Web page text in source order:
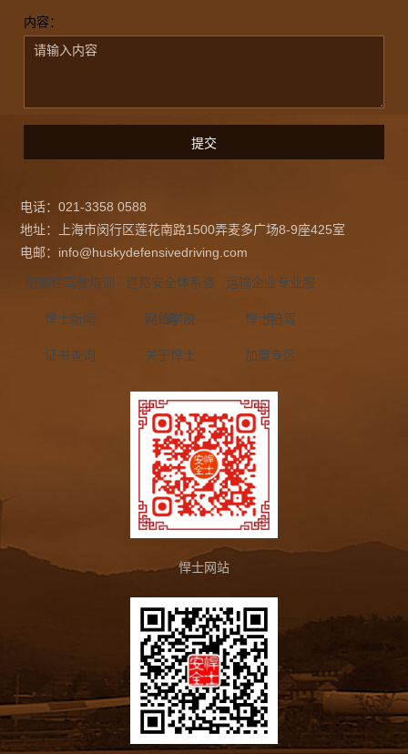
内容：
电话：021-3358 0588
地址：上海市闵行区莲花南路1500弄麦多广场8-9座425室
电邮：info@huskydefensivedriving.com
防御性驾驶培训 道路安全体系咨
询
运输企业专业服
务
悍士新闻 网络学院 悍士陪驾
证书查询 关于悍士 加盟专区
悍士网站